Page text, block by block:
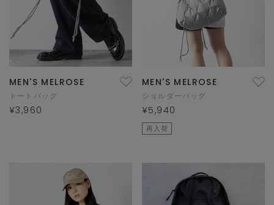
MEN'S MELROSE
トートバッグ
¥3,960
MEN'S MELROSE
ショルダーバッグ
¥5,940
再入荷